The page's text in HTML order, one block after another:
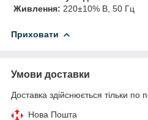
Живлення: 220±10% В, 50 Гц
Приховати
Умови доставки
Доставка здійснюється тільки по
Нова Пошта